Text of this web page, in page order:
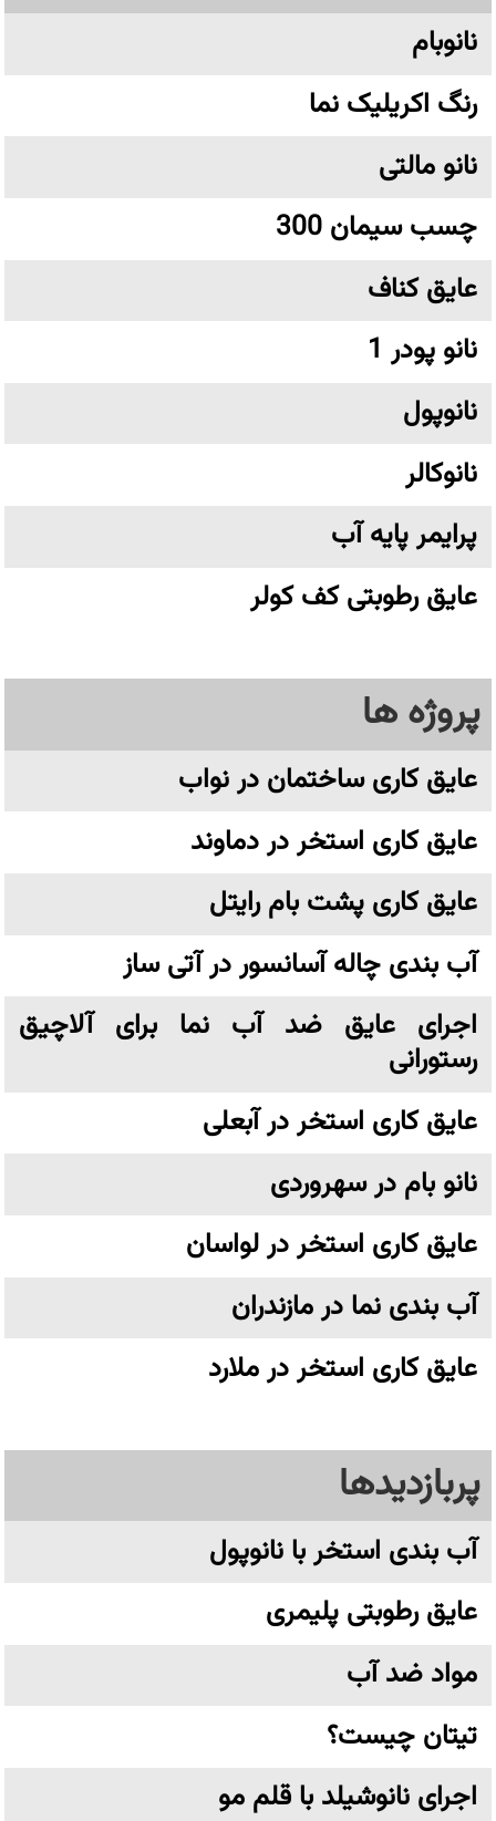
نانوبام
رنگ اکریلیک نما
نانو مالتی
چسب سیمان 300
عایق کناف
نانو پودر 1
نانوپول
نانوکالر
پرایمر پایه آب
عایق رطوبتی کف کولر
پروژه ها
عایق کاری ساختمان در نواب
عایق کاری استخر در دماوند
عایق کاری پشت بام رایتل
آب بندی چاله آسانسور در آتی ساز
اجرای عایق ضد آب نما برای آلاچیق
رستورانی
عایق کاری استخر در آبعلی
نانو بام در سهروردی
عایق کاری استخر در لواسان
آب بندی نما در مازندران
عایق کاری استخر در ملارد
پربازدیدها
آب بندی استخر با نانوپول
عایق رطوبتی پلیمری
مواد ضد آب
تیتان چیست؟
اجرای نانوشیلد با قلم مو